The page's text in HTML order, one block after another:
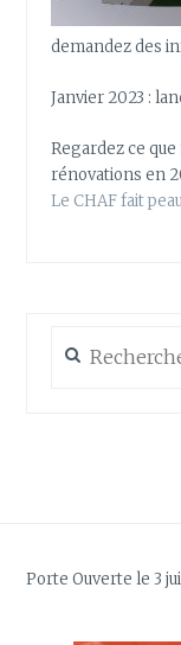
demandez des
Janvier 2023 :
Regardez ce
rénovations en
Le CHAF fait
Porte Ouverte le 3